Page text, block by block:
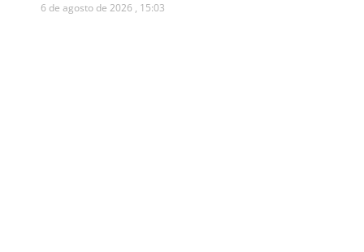
6 de agosto de 2026 15:03